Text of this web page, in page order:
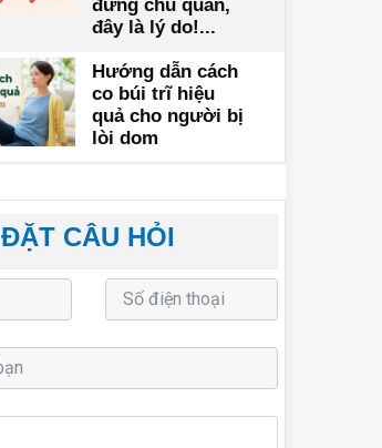
đừng chủ quan,
đây là lý do!...
Hướng dẫn cách
co búi trĩ hiệu
quả cho người bị
lòi dom
ĐẶT CÂU HỎI